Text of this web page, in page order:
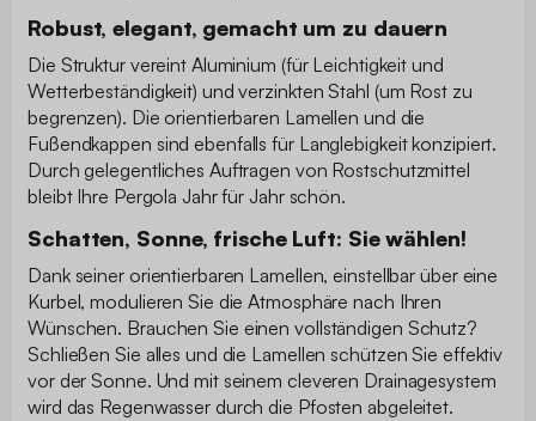
Robust, elegant, gemacht um zu dauern
Die Struktur vereint Aluminium (für Leichtigkeit und
Wetterbeständigkeit) und verzinkten Stahl (um Rost zu
begrenzen). Die orientierbaren Lamellen und die
Fußendkappen sind ebenfalls für Langlebigkeit konzipiert.
Durch gelegentliches Auftragen von Rostschutzmittel
bleibt Ihre Pergola Jahr für Jahr schön.
Schatten, Sonne, frische Luft: Sie wählen!
Dank seiner orientierbaren Lamellen, einstellbar über eine
Kurbel, modulieren Sie die Atmosphäre nach Ihren
Wünschen. Brauchen Sie einen vollständigen Schutz?
Schließen Sie alles und die Lamellen schützen Sie effektiv
vor der Sonne. Und mit seinem cleveren Drainagesystem
wird das Regenwasser durch die Pfosten abgeleitet.